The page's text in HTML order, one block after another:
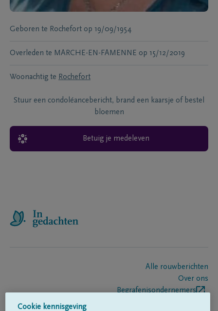
Geboren te Rochefort op 19/09/1954
Overleden te MARCHE-EN-FAMENNE op 15/12/2019
Woonachtig te Rochefort
Stuur een condoléancebericht, brand een kaarsje of bestel
bloemen
Betuig je medeleven
Alle rouwberichten
Over ons
Begrafenisondernemers
Cookie kennisgeving